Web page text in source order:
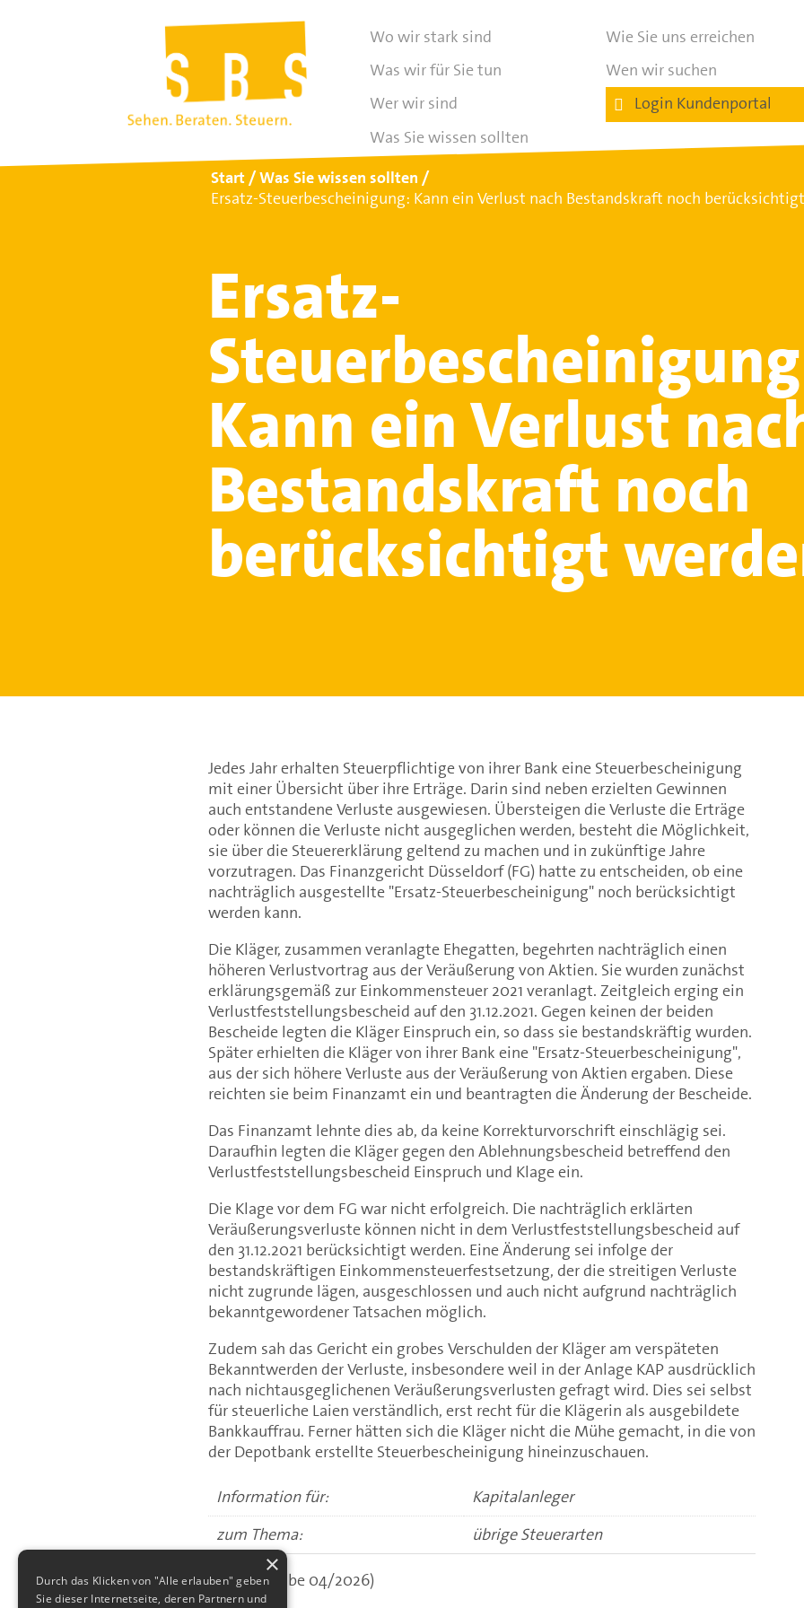
Wo wir stark sind
Was wir für Sie tun
Wer wir sind
Was Sie wissen sollten
Wie Sie uns erreichen
Wen wir suchen
Login Kundenportal
Start
Was Sie wissen sollten
Ersatz-Steuerbescheinigung: Kann ein Verlust nach Bestandskraft noch
Ersatz-
Kann ein Verlust
Bestandskraft noch
berücksichtigt
Jedes Jahr erhalten Steuerpflichtige von ihrer Bank eine Steuerbescheinigung
mit einer Übersicht über ihre Erträge. Darin sind neben erzielten Gewinnen
auch entstandene Verluste ausgewiesen. Übersteigen die Verluste die Erträge
oder können die Verluste nicht ausgeglichen werden, besteht die Möglichkeit,
sie über die Steuererklärung geltend zu machen und in zukünftige Jahre
vorzutragen. Das Finanzgericht Düsseldorf (FG) hatte zu entscheiden, ob eine
nachträglich ausgestellte "Ersatz-Steuerbescheinigung" noch berücksichtigt
werden kann.
Die Kläger, zusammen veranlagte Ehegatten, begehrten nachträglich einen
höheren Verlustvortrag aus der Veräußerung von Aktien. Sie wurden zunächst
erklärungsgemäß zur Einkommensteuer 2021 veranlagt. Zeitgleich erging ein
Verlustfeststellungsbescheid auf den 31.12.2021. Gegen keinen der beiden
Bescheide legten die Kläger Einspruch ein, so dass sie bestandskräftig wurden.
Später erhielten die Kläger von ihrer Bank eine "Ersatz-Steuerbescheinigung",
aus der sich höhere Verluste aus der Veräußerung von Aktien ergaben. Diese
reichten sie beim Finanzamt ein und beantragten die Änderung der Bescheide.
Das Finanzamt lehnte dies ab, da keine Korrekturvorschrift einschlägig sei.
Daraufhin legten die Kläger gegen den Ablehnungsbescheid betreffend den
Verlustfeststellungsbescheid Einspruch und Klage ein.
Die Klage vor dem FG war nicht erfolgreich. Die nachträglich erklärten
Veräußerungsverluste können nicht in dem Verlustfeststellungsbescheid auf
den 31.12.2021 berücksichtigt werden. Eine Änderung sei infolge der
bestandskräftigen Einkommensteuerfestsetzung, der die streitigen Verluste
nicht zugrunde lägen, ausgeschlossen und auch nicht aufgrund nachträglich
bekanntgewordener Tatsachen möglich.
Zudem sah das Gericht ein grobes Verschulden der Kläger am verspäteten
Bekanntwerden der Verluste, insbesondere weil in der Anlage KAP ausdrücklich
nach nichtausgeglichenen Veräußerungsverlusten gefragt wird. Dies sei selbst
für steuerliche Laien verständlich, erst recht für die Klägerin als ausgebildete
Bankkauffrau. Ferner hätten sich die Kläger nicht die Mühe gemacht, in die von
der Depotbank erstellte Steuerbescheinigung hineinzuschauen.
Information für:
Kapitalanleger
zum Thema:
übrige Steuerarten
(aus: Ausgabe 04/2026)
×
Durch das Klicken von "Alle erlauben" geben
Sie dieser Internetseite, deren Partnern und